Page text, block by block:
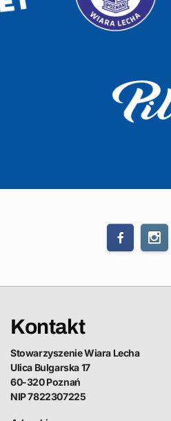
Kontakt
Stowarzyszenie Wiara Lecha
Ulica Bulgarska 17
60-320 Poznań
NIP 7822307225